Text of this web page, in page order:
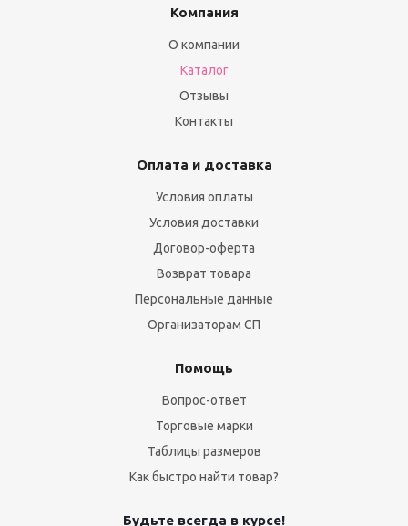
Компания
О компании
Каталог
Отзывы
Контакты
Оплата и доставка
Условия оплаты
Условия доставки
Договор-оферта
Возврат товара
Персональные данные
Организаторам СП
Помощь
Вопрос-ответ
Торговые марки
Таблицы размеров
Как быстро найти товар?
Будьте всегда в курсе!